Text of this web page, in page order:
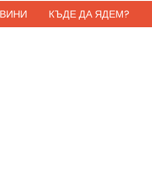
КЪДЕ ДА ЯДЕМ?